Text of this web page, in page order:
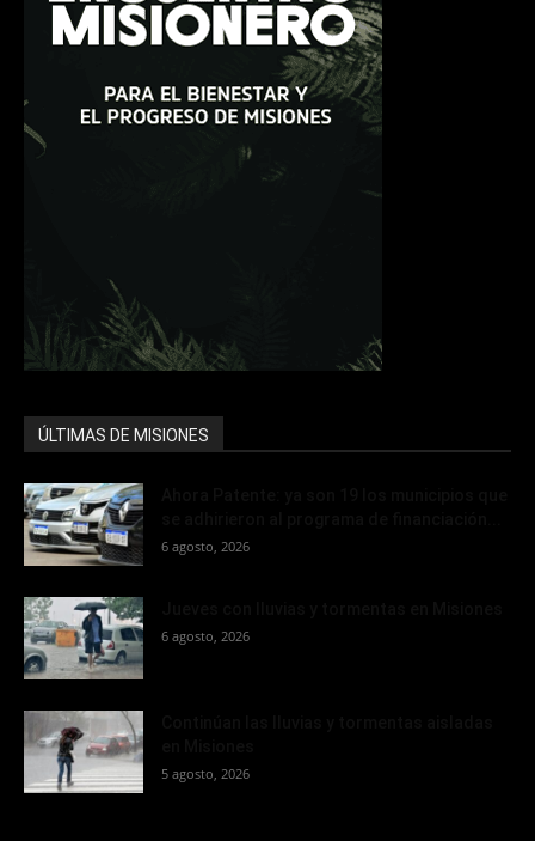
ÚLTIMAS DE MISIONES
6 agosto, 2026
6 agosto, 2026
5 agosto, 2026